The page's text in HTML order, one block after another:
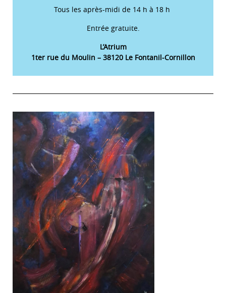
Tous les après-midi de 14 h à 18 h
Entrée gratuite.
L’Atrium
1ter rue du Moulin – 38120 Le Fontanil-Cornillon